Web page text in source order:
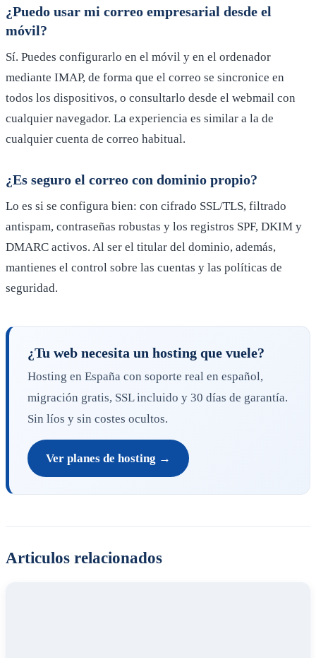
¿Puedo usar mi correo empresarial desde el
móvil?
Sí. Puedes configurarlo en el móvil y en el ordenador
mediante IMAP, de forma que el correo se sincronice en
todos los dispositivos, o consultarlo desde el webmail con
cualquier navegador. La experiencia es similar a la de
cualquier cuenta de correo habitual.
¿Es seguro el correo con dominio propio?
Lo es si se configura bien: con cifrado SSL/TLS, filtrado
antispam, contraseñas robustas y los registros SPF, DKIM y
DMARC activos. Al ser el titular del dominio, además,
mantienes el control sobre las cuentas y las políticas de
seguridad.
¿Tu web necesita un hosting que vuele?
Hosting en España con soporte real en español,
migración gratis, SSL incluido y 30 días de garantía.
Sin líos y sin costes ocultos.
Ver planes de hosting →
Articulos relacionados